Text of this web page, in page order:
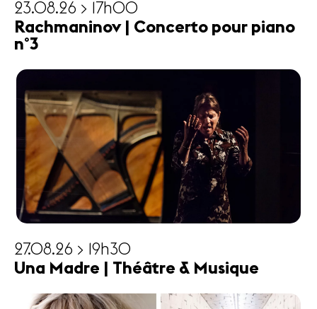
23.08.26 > 17h00
Rachmaninov | Concerto pour piano
n°3
27.08.26 > 19h30
Una Madre | Théâtre & Musique